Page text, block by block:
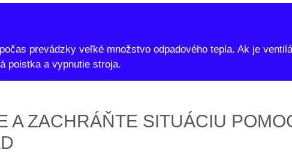
prevádzky veľké množstvo odpadového tepla. Ak je
poistka a vypnutie stroja.
A ZACHRÁŇTE SITUÁCIU